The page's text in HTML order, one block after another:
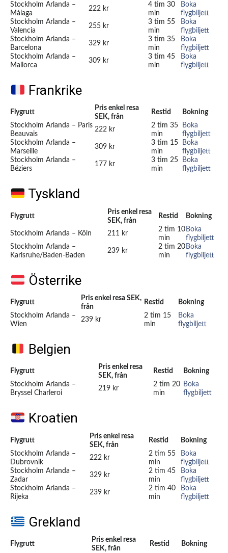
Stockholm Arlanda –
Málaga
222 kr
4 tim 30
min
Boka
flygbiljett
Stockholm Arlanda –
Valencia
255 kr
3 tim 55
min
Boka
flygbiljett
Stockholm Arlanda –
Barcelona
329 kr
3 tim 35
min
Boka
flygbiljett
Stockholm Arlanda –
Mallorca
309 kr
3 tim 45
min
Boka
flygbiljett
Frankrike
Flygrutt
Pris enkel resa
SEK, från
Restid
Bokning
Stockholm Arlanda – Paris
Beauvais
222 kr
2 tim 35
min
Boka
flygbiljett
Stockholm Arlanda –
Marseille
309 kr
3 tim 15
min
Boka
flygbiljett
Stockholm Arlanda –
Béziers
177 kr
3 tim 25
min
Boka
flygbiljett
Tyskland
Flygrutt
Pris enkel resa
SEK, från
Restid Bokning
Stockholm Arlanda – Köln 211 kr
2 tim 10
min
Boka
flygbiljett
Stockholm Arlanda –
Karlsruhe/Baden-Baden
239 kr
2 tim 20
min
Boka
flygbiljett
Österrike
Flygrutt
Pris enkel resa SEK,
från
Restid
Bokning
Stockholm Arlanda –
Wien
239 kr
2 tim 15
min
Boka
flygbiljett
Belgien
Flygrutt
Pris enkel resa
SEK, från
Restid
Bokning
Stockholm Arlanda –
Bryssel Charleroi
219 kr
2 tim 20
min
Boka
flygbiljett
Kroatien
Flygrutt
Pris enkel resa
SEK, från
Restid
Bokning
Stockholm Arlanda –
Dubrovnik
222 kr
2 tim 55
min
Boka
flygbiljett
Stockholm Arlanda –
Zadar
329 kr
2 tim 45
min
Boka
flygbiljett
Stockholm Arlanda –
Rijeka
239 kr
2 tim 40
min
Boka
flygbiljett
Grekland
Flygrutt
Pris enkel resa
SEK, från
Restid
Bokning